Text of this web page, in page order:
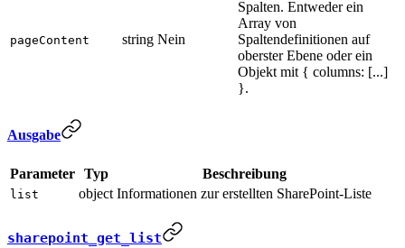
pageContent string Nein
Spalten. Entweder ein
Array von
Spaltendefinitionen auf
oberster Ebene oder ein
Objekt mit { columns: [...]
}.
Ausgabe
Parameter Typ Beschreibung
list object Informationen zur erstellten SharePoint-Liste
sharepoint_get_list